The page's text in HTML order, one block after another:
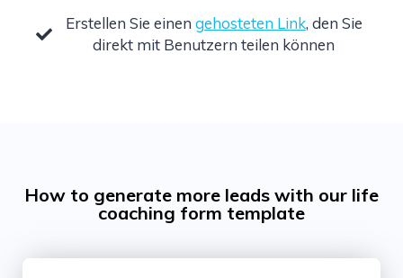
Erstellen Sie einen gehosteten Link, den Sie
direkt mit Benutzern teilen können
How to generate more leads with our life
coaching form template